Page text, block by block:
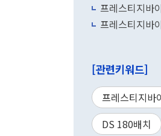
프레스티지바
프레스티지바
[관련키워드]
프레스티지바
DS 180배치